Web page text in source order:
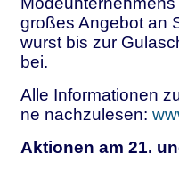
großes Angebot an
wurst bis zur
bei.
Alle Informationen
ne nachzulesen:
Aktionen am 21.